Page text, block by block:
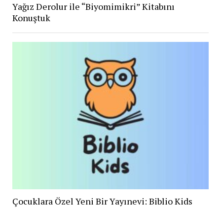
Yağız Derolur ile “Biyomimikri” Kitabını
Konuştuk
Çocuklara Özel Yeni Bir Yayınevi: Biblio Kids